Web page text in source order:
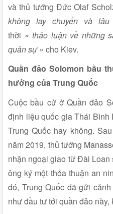
và thủ tướng Đức Olaf
không lay chuyển và
thời « thảo luận về những
quân sự » cho Kiev.
Quần đảo Solomon bầu
hưởng của Trung Quốc
Cuộc bầu cử ở Quần đảo
định liệu quốc gia Thái Bình
Trung Quốc hay không.
năm 2019, thủ tướng
nhận ngoại giao từ Đài Loan
ông ký một thỏa thuận an
đó, Trung Quốc đã gửi
như đầu tư tới quần đảo